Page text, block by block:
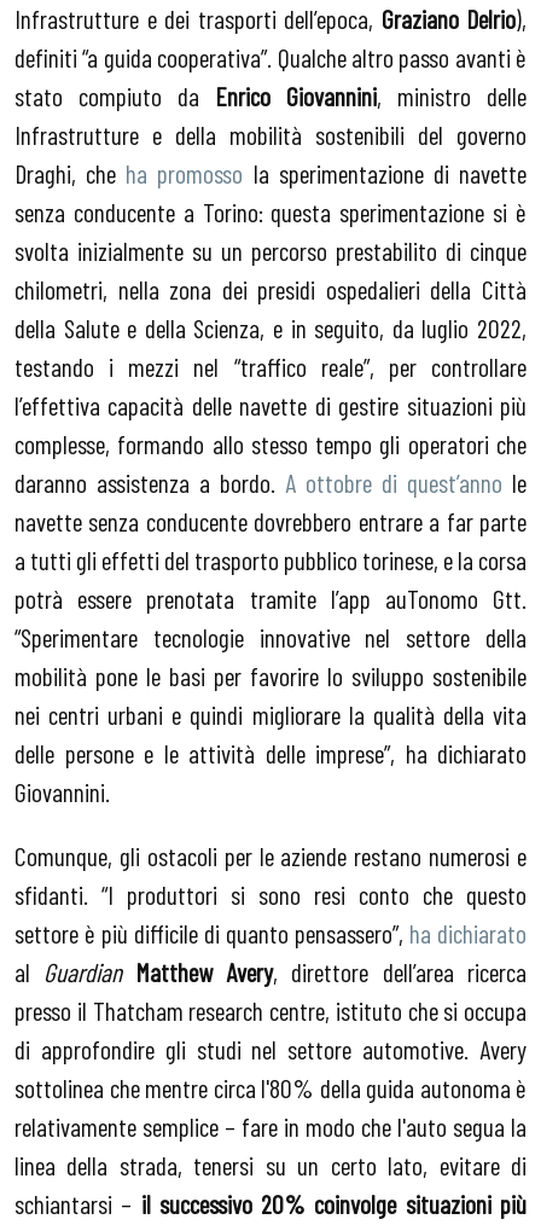
Infrastrutture e dei trasporti dell’epoca, Graziano Delrio),
definiti “a guida cooperativa”. Qualche altro passo avanti è
stato compiuto da Enrico Giovannini, ministro delle
Infrastrutture e della mobilità sostenibili del governo
Draghi, che ha promosso la sperimentazione di navette
senza conducente a Torino: questa sperimentazione si è
svolta inizialmente su un percorso prestabilito di cinque
chilometri, nella zona dei presidi ospedalieri della Città
della Salute e della Scienza, e in seguito, da luglio 2022,
testando i mezzi nel “traffico reale”, per controllare
l’effettiva capacità delle navette di gestire situazioni più
complesse, formando allo stesso tempo gli operatori che
daranno assistenza a bordo. A ottobre di quest’anno le
navette senza conducente dovrebbero entrare a far parte
a tutti gli effetti del trasporto pubblico torinese, e la corsa
potrà essere prenotata tramite l’app auTonomo Gtt.
“Sperimentare tecnologie innovative nel settore della
mobilità pone le basi per favorire lo sviluppo sostenibile
nei centri urbani e quindi migliorare la qualità della vita
delle persone e le attività delle imprese”, ha dichiarato
Giovannini.
Comunque, gli ostacoli per le aziende restano numerosi e
sfidanti. “I produttori si sono resi conto che questo
settore è più difficile di quanto pensassero”, ha dichiarato
al Guardian Matthew Avery, direttore dell’area ricerca
presso il Thatcham research centre, istituto che si occupa
di approfondire gli studi nel settore automotive. Avery
sottolinea che mentre circa l'80% della guida autonoma è
relativamente semplice – fare in modo che l'auto segua la
linea della strada, tenersi su un certo lato, evitare di
schiantarsi – il successivo 20% coinvolge situazioni più